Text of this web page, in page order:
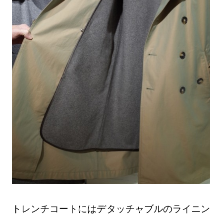
トレンチコートにはデタッチャブルのライニン